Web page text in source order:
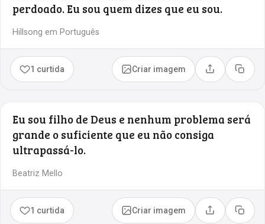
perdoado. Eu sou quem dizes que eu sou.
Hillsong em Português
1 curtida Criar imagem Compartilhar
Copiar
Eu sou filho de Deus e nenhum problema será
grande o suficiente que eu não consiga
ultrapassá-lo.
Beatriz Mello
1 curtida Criar imagem Compartilhar
Copiar